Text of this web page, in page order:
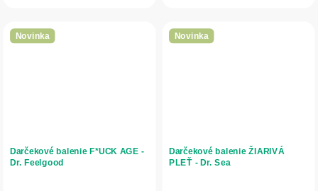
Novinka
Darčekové balenie F*UCK AGE -
Dr. Feelgood
Novinka
Darčekové balenie ŽIARIVÁ
PLEŤ - Dr. Sea